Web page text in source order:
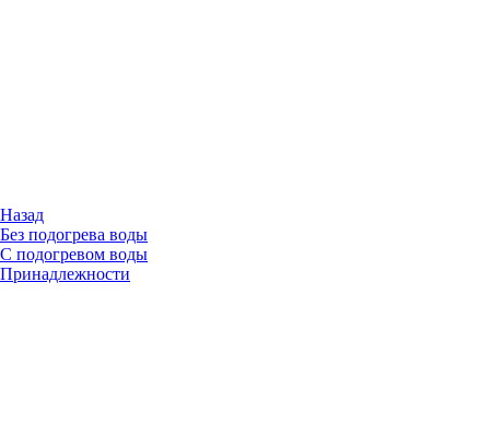
Назад
Без подогрева воды
С подогревом воды
Принадлежности